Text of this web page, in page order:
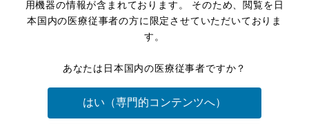
用機器の情報が含まれております。 そのため、閲覧を日
本国内の医療従事者の方に限定させていただいておりま
す。
あなたは日本国内の医療従事者ですか？
はい（専門的コンテンツへ）